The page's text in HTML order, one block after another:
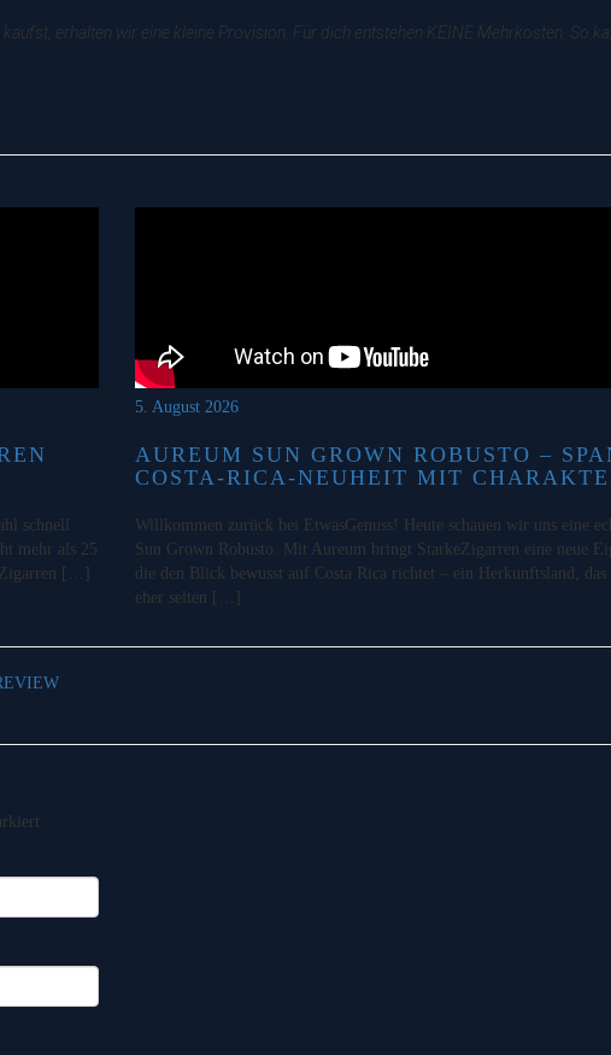
erhalten wir eine kleine Provision. Für dich entstehen KEINE Mehrkosten. So
schnell
mehr als 25
[…]
5. August 2026
AUREUM SUN GROWN ROBUSTO –
COSTA-RICA-NEUHEIT MIT
Willkommen zurück bei EtwasGenuss! Heute schauen wir uns eine
Sun Grown Robusto. Mit Aureum bringt StarkeZigarren eine neue
die den Blick bewusst auf Costa Rica richtet – ein Herkunftsland,
eher selten […]